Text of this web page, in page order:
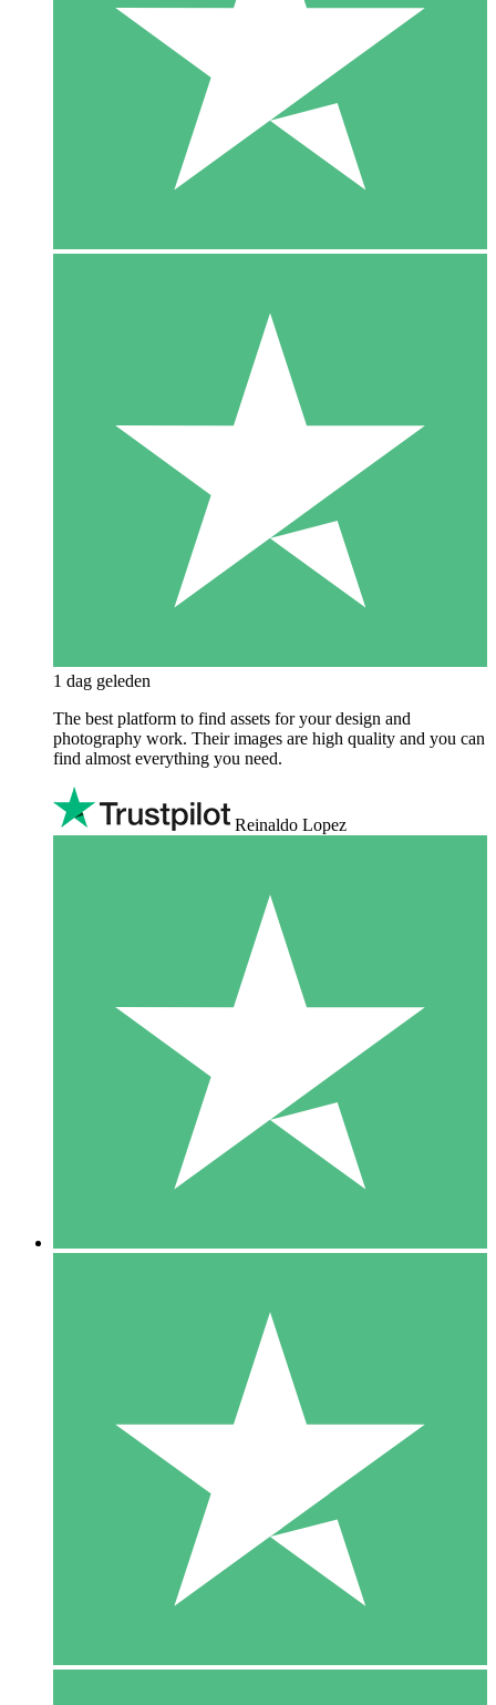
1 dag geleden
The best platform to find assets for your design and
photography work. Their images are high quality and you can
find almost everything you need.
Reinaldo Lopez